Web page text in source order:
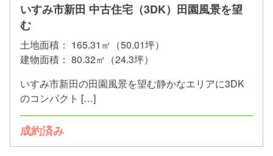
いすみ市新田 中古住宅（3DK）田園風景を望
む
土地面積： 165.31㎡（50.01坪）
建物面積： 80.32㎡（24.3坪）
いすみ市新田の田園風景を望む静かなエリアに3DK
のコンパクト […]
成約済み